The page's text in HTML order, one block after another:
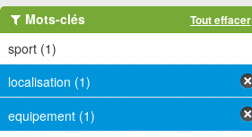
Mots-clés Tout effacer
sport (1)
localisation (1)
equipement (1)